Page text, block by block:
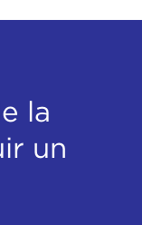
la
un